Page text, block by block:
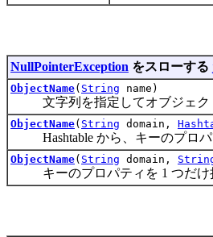
NullPointerException をスローする
ObjectName( String name)
文字列を指定してオブジェク
ObjectName( String domain,
Hashtable から、キーのプロパ
ObjectName( String domain,
キーのプロパティを 1 つだけ